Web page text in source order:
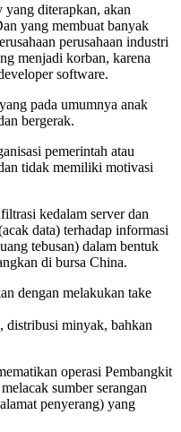
yang diterapkan, akan
yang membuat banyak
perusahaan industri
menjadi korban, karena
software.
pada umumnya anak
bergerak.
pemerintah atau
tidak memiliki motivasi
kedalam server dan
data) terhadap informasi
tebusan) dalam bentuk
di bursa China.
dengan melakukan take
distribusi minyak, bahkan
operasi Pembangkit
sumber serangan
penyerang) yang